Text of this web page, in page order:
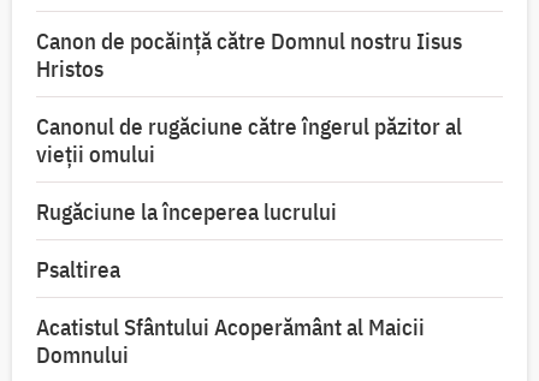
Canon de pocăință către Domnul nostru Iisus
Hristos
Canonul de rugăciune către îngerul păzitor al
vieții omului
Rugăciune la începerea lucrului
Psaltirea
Acatistul Sfântului Acoperământ al Maicii
Domnului